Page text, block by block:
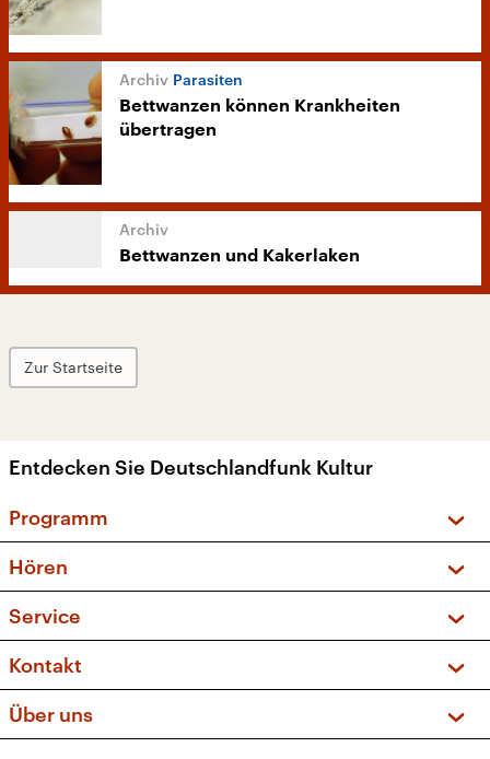
Parasiten
Bettwanzen können Krankheiten
übertragen
Bettwanzen und Kakerlaken
Zur Startseite
Entdecken Sie Deutschlandfunk Kultur
Programm
Sendungen und Podcasts
Musikliste
Kakadu – Das Kinderprogramm
Hören
Frequenzen (UKW + DAB+)
Service
FAQ
Apps
Newsletter
Kontakt
Social Media
Über uns